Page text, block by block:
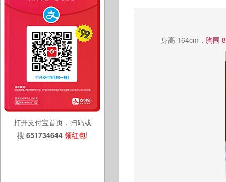
打开支付宝首页，扫码或
搜 651734644 领红包!
身高 164cm， 胸围